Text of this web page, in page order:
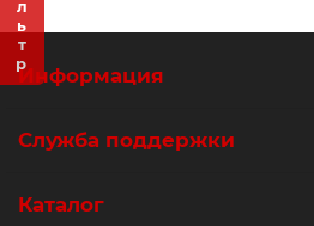
Ролики и колёса
Информация
Служба поддержки
Каталог